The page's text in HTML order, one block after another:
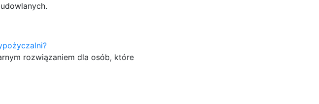
rozwiązaniem dla osób, które